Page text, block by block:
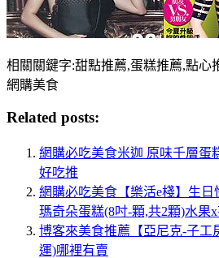
相關關鍵字:甜點推薦,蛋糕推薦,點心
網購美食
Related posts:
網購必吃美食米迦 原味千層蛋
好吃推
網購必吃美食【樂活e棧】生
瑪奇朵蛋糕(8吋-顆,共2顆)水果
博客來美食推薦【亞尼克-子工
運)哪裡有賣